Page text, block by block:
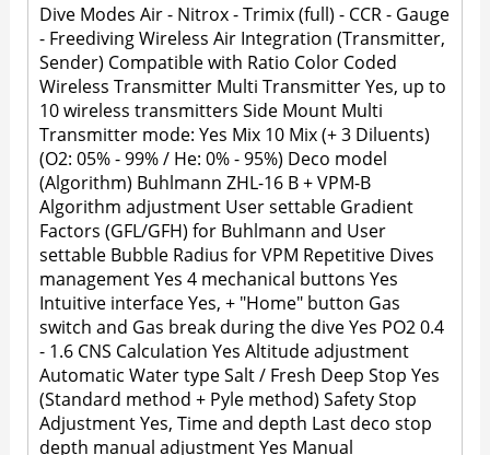
Dive Modes Air - Nitrox - Trimix (full) - CCR - Gauge
- Freediving Wireless Air Integration (Transmitter,
Sender) Compatible with Ratio Color Coded
Wireless Transmitter Multi Transmitter Yes, up to
10 wireless transmitters Side Mount Multi
Transmitter mode: Yes Mix 10 Mix (+ 3 Diluents)
(O2: 05% - 99% / He: 0% - 95%) Deco model
(Algorithm) Buhlmann ZHL-16 B + VPM-B
Algorithm adjustment User settable Gradient
Factors (GFL/GFH) for Buhlmann and User
settable Bubble Radius for VPM Repetitive Dives
management Yes 4 mechanical buttons Yes
Intuitive interface Yes, + "Home" button Gas
switch and Gas break during the dive Yes PO2 0.4
- 1.6 CNS Calculation Yes Altitude adjustment
Automatic Water type Salt / Fresh Deep Stop Yes
(Standard method + Pyle method) Safety Stop
Adjustment Yes, Time and depth Last deco stop
depth manual adjustment Yes Manual